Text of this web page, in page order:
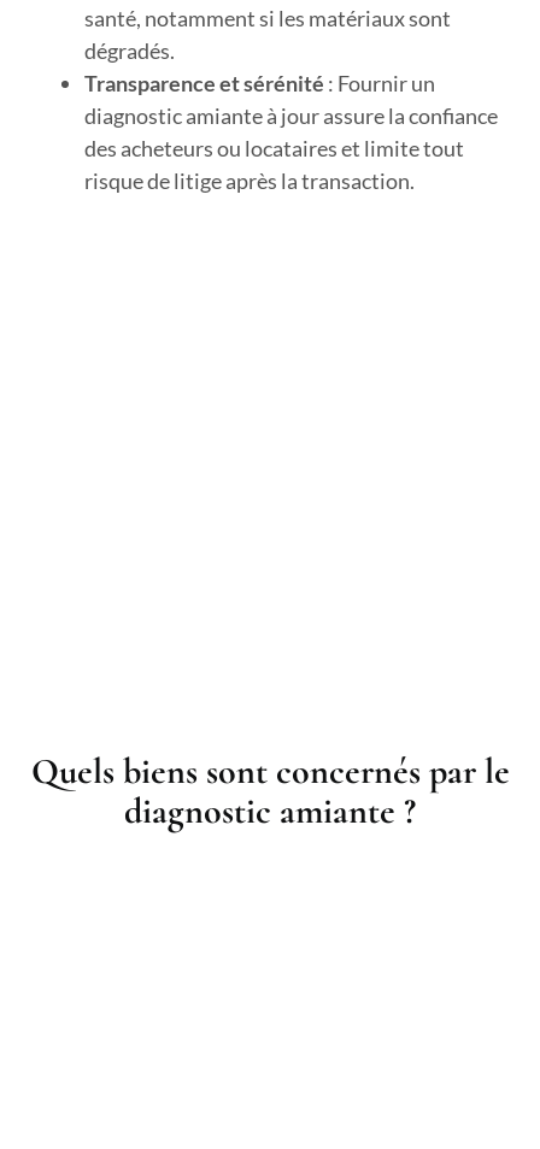
santé, notamment si les matériaux sont
dégradés.
Transparence et sérénité : Fournir un
diagnostic amiante à jour assure la confiance
des acheteurs ou locataires et limite tout
risque de litige après la transaction.
Quels biens sont concernés par le
diagnostic amiante ?